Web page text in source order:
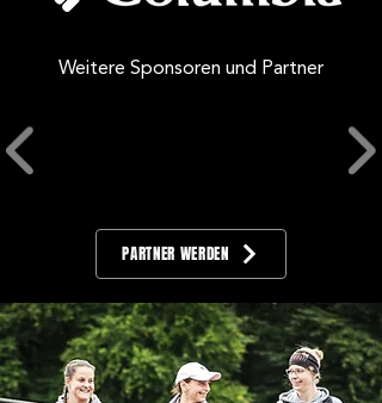
Weitere Sponsoren und Partner
PARTNER WERDEN